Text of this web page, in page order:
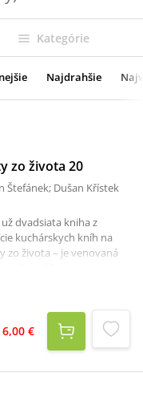
Kategórie
Najdrahšie
zo života 20
Štefánek; Dušan Křístek
dvadsiata kniha z
kuchárskych kníh na
zo života – je venovaná
najrôznejšie spôsoby.
až po sladké
nájde to svoje. Nezabudli
mäsom a rybami. Presne
6,00 €